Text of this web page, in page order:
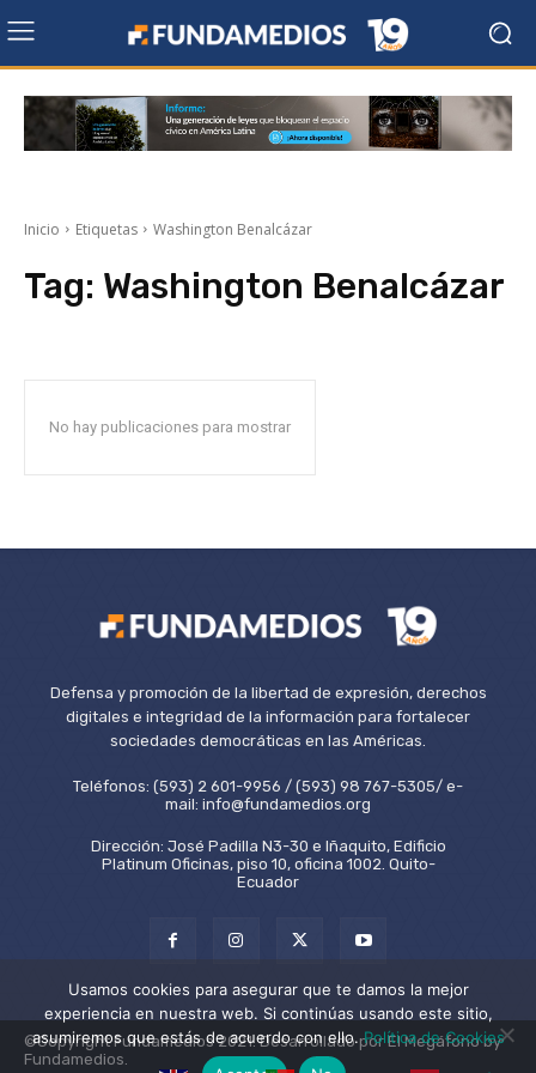
Inicio Etiquetas Washington Benalcázar
Tag: Washington Benalcázar
No hay publicaciones para mostrar
Defensa y promoción de la libertad de expresión, derechos
digitales e integridad de la información para fortalecer
sociedades democráticas en las Américas.
Teléfonos: (593) 2 601-9956 / (593) 98 767-5305/ e-
mail: info@fundamedios.org
Dirección: José Padilla N3-30 e Iñaquito, Edificio
Platinum Oficinas, piso 10, oficina 1002. Quito-
Ecuador
©Copyright Fundamedios 2021. Desarrollado por El Megáfono by
Fundamedios.
Usamos cookies para asegurar que te damos la mejor
experiencia en nuestra web. Si continúas usando este sitio,
asumiremos que estás de acuerdo con ello.Política de Cookies